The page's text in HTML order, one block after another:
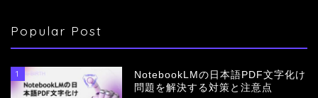
Popular Post
1
NotebookLMの日本語PDF文字化け
問題を解決する対策と注意点